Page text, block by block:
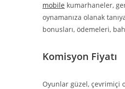
mobile kumarhaneler,
oynamanıza olanak
bonusları, ödemeleri,
Komisyon Fiyatı
Oyunlar güzel, çevrimiçi